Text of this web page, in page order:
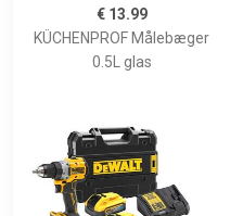
€ 13.99
KÜCHENPROF Målebæger
0.5L glas